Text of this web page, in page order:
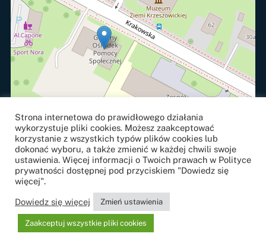
Projekt i realizacjastrony internetowe
Strona internetowa do prawidłowego działania
wykorzystuje pliki cookies. Możesz zaakceptować
korzystanie z wszystkich typów plików cookies lub
dokonać wyboru, a także zmienić w każdej chwili swoje
ustawienia. Więcej informacji o Twoich prawach w Polityce
prywatności dostępnej pod przyciskiem "Dowiedz się
więcej".
Dowiedz się więcej Zmień ustawienia
Zaakceptuj wszystkie pliki cookies